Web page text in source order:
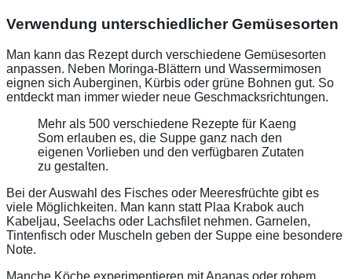
Verwendung unterschiedlicher Gemüsesorten
Man kann das Rezept durch verschiedene Gemüsesorten
anpassen. Neben Moringa-Blättern und Wassermimosen
eignen sich Auberginen, Kürbis oder grüne Bohnen gut. So
entdeckt man immer wieder neue Geschmacksrichtungen.
Mehr als 500 verschiedene Rezepte für Kaeng
Som erlauben es, die Suppe ganz nach den
eigenen Vorlieben und den verfügbaren Zutaten
zu gestalten.
Bei der Auswahl des Fisches oder Meeresfrüchte gibt es
viele Möglichkeiten. Man kann statt Plaa Krabok auch
Kabeljau, Seelachs oder Lachsfilet nehmen. Garnelen,
Tintenfisch oder Muscheln geben der Suppe eine besondere
Note.
Manche Köche experimentieren mit Ananas oder rohem